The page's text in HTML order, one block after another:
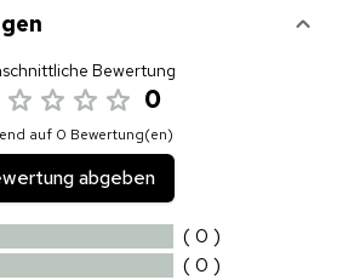
Bewertung
0
auf 0 Bewertung(en)
abgeben
( 0 )
( 0 )